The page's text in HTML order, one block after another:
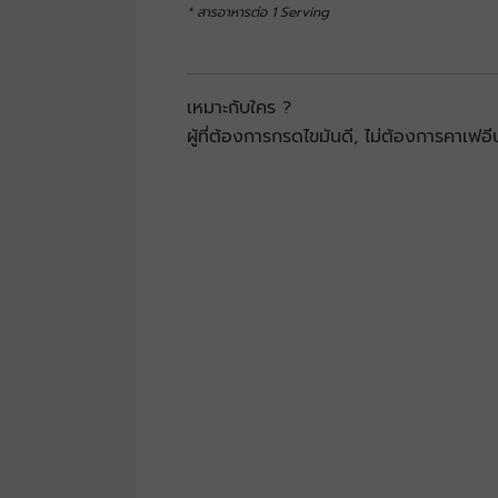
* สารอาหารต่อ 1 Serving
เหมาะกับใคร ?
ผู้ที่ต้องการกรดไขมันดี, ไม่ต้องการคาเฟ